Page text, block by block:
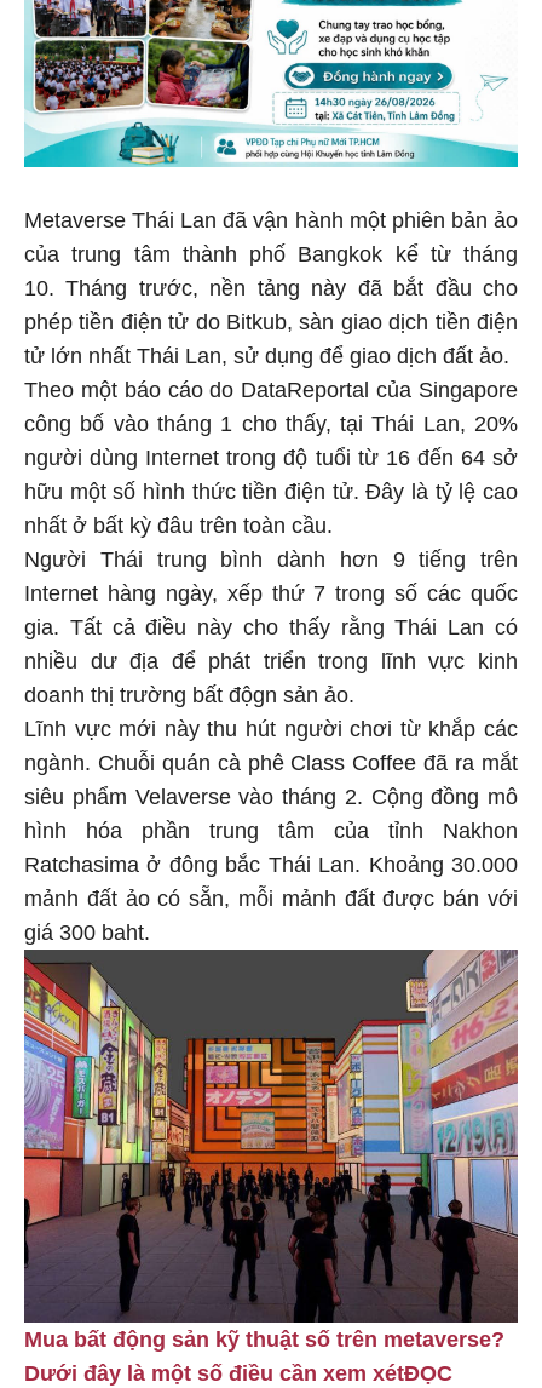
Metaverse Thái Lan đã vận hành một phiên bản ảo
của trung tâm thành phố Bangkok kể từ tháng
10. Tháng trước, nền tảng này đã bắt đầu cho
phép tiền điện tử do Bitkub, sàn giao dịch tiền điện
tử lớn nhất Thái Lan, sử dụng để giao dịch đất ảo.
Theo một báo cáo do DataReportal của Singapore
công bố vào tháng 1 cho thấy, tại Thái Lan, 20%
người dùng Internet trong độ tuổi từ 16 đến 64 sở
hữu một số hình thức tiền điện tử. Đây là tỷ lệ cao
nhất ở bất kỳ đâu trên toàn cầu.
Người Thái trung bình dành hơn 9 tiếng trên
Internet hàng ngày, xếp thứ 7 trong số các quốc
gia. Tất cả điều này cho thấy rằng Thái Lan có
nhiều dư địa để phát triển trong lĩnh vực kinh
doanh thị trường bất độgn sản ảo.
Lĩnh vực mới này thu hút người chơi từ khắp các
ngành. Chuỗi quán cà phê Class Coffee đã ra mắt
siêu phẩm Velaverse vào tháng 2. Cộng đồng mô
hình hóa phần trung tâm của tỉnh Nakhon
Ratchasima ở đông bắc Thái Lan. Khoảng 30.000
mảnh đất ảo có sẵn, mỗi mảnh đất được bán với
giá 300 baht.
Mua bất động sản kỹ thuật số trên metaverse?
Dưới đây là một số điều cần xem xétĐỌC